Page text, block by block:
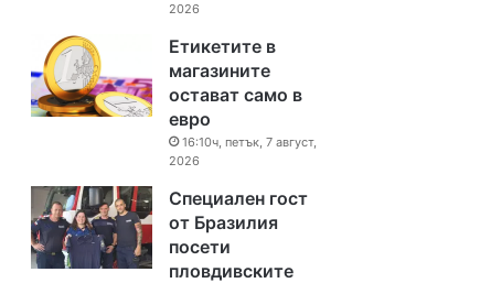
2026
Етикетите в
магазините
остават само в
евро
16:10ч, петък, 7 август,
2026
Специален гост
от Бразилия
посети
пловдивските